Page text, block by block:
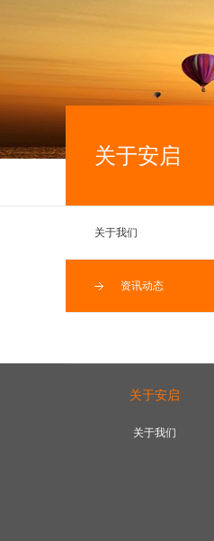
关于我们
资讯动态
关于安启
关于安启
关于我们